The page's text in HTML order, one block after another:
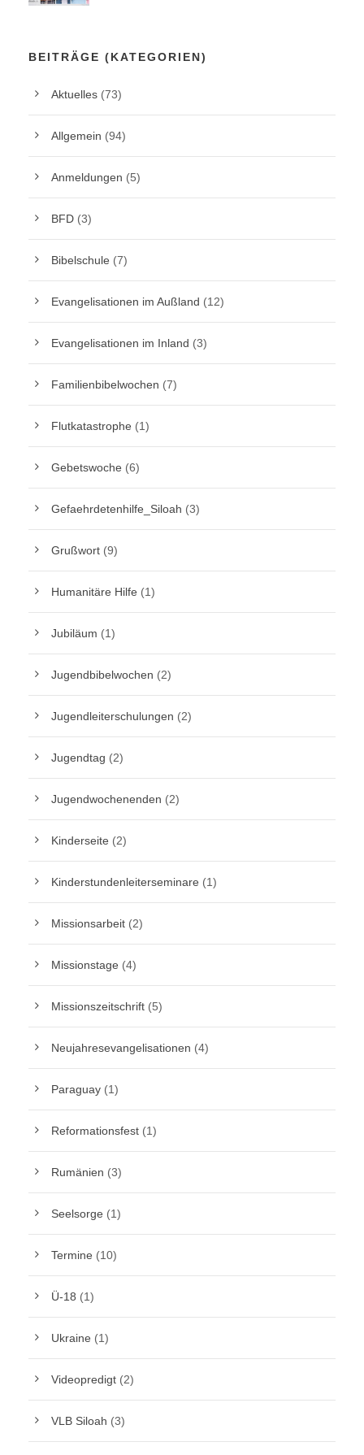
BEITRÄGE (KATEGORIEN)
Aktuelles (73)
Allgemein (94)
Anmeldungen (5)
BFD (3)
Bibelschule (7)
Evangelisationen im Außland (12)
Evangelisationen im Inland (3)
Familienbibelwochen (7)
Flutkatastrophe (1)
Gebetswoche (6)
Gefaehrdetenhilfe_Siloah (3)
Grußwort (9)
Humanitäre Hilfe (1)
Jubiläum (1)
Jugendbibelwochen (2)
Jugendleiterschulungen (2)
Jugendtag (2)
Jugendwochenenden (2)
Kinderseite (2)
Kinderstundenleiterseminare (1)
Missionsarbeit (2)
Missionstage (4)
Missionszeitschrift (5)
Neujahresevangelisationen (4)
Paraguay (1)
Reformationsfest (1)
Rumänien (3)
Seelsorge (1)
Termine (10)
Ü-18 (1)
Ukraine (1)
Videopredigt (2)
VLB Siloah (3)